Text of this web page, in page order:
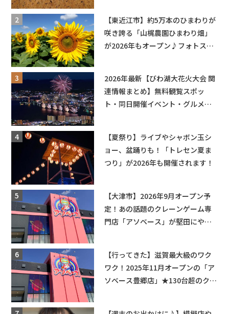
【東近江市】約5万本のひまわりが
咲き誇る「山梶農園ひまわり畑」
が2026年もオープン♪フォトスポ
2026年最新【びわ湖大花火大会 関
連情報まとめ】無料観覧スポッ
ト・同日開催イベント・グルメマ
【夏祭り】ライブやシャボン玉シ
ョー、盆踊りも！「トレセン夏ま
つり」が2026年も開催されます！
【大津市】2026年9月オープン予
定！あの話題のクレーンゲーム専
門店「アソベース」が堅田にやっ
【行ってきた】滋賀最大級のワク
ワク！2025年11月オープンの「ア
ソベース豊郷店」★130台超のクレ